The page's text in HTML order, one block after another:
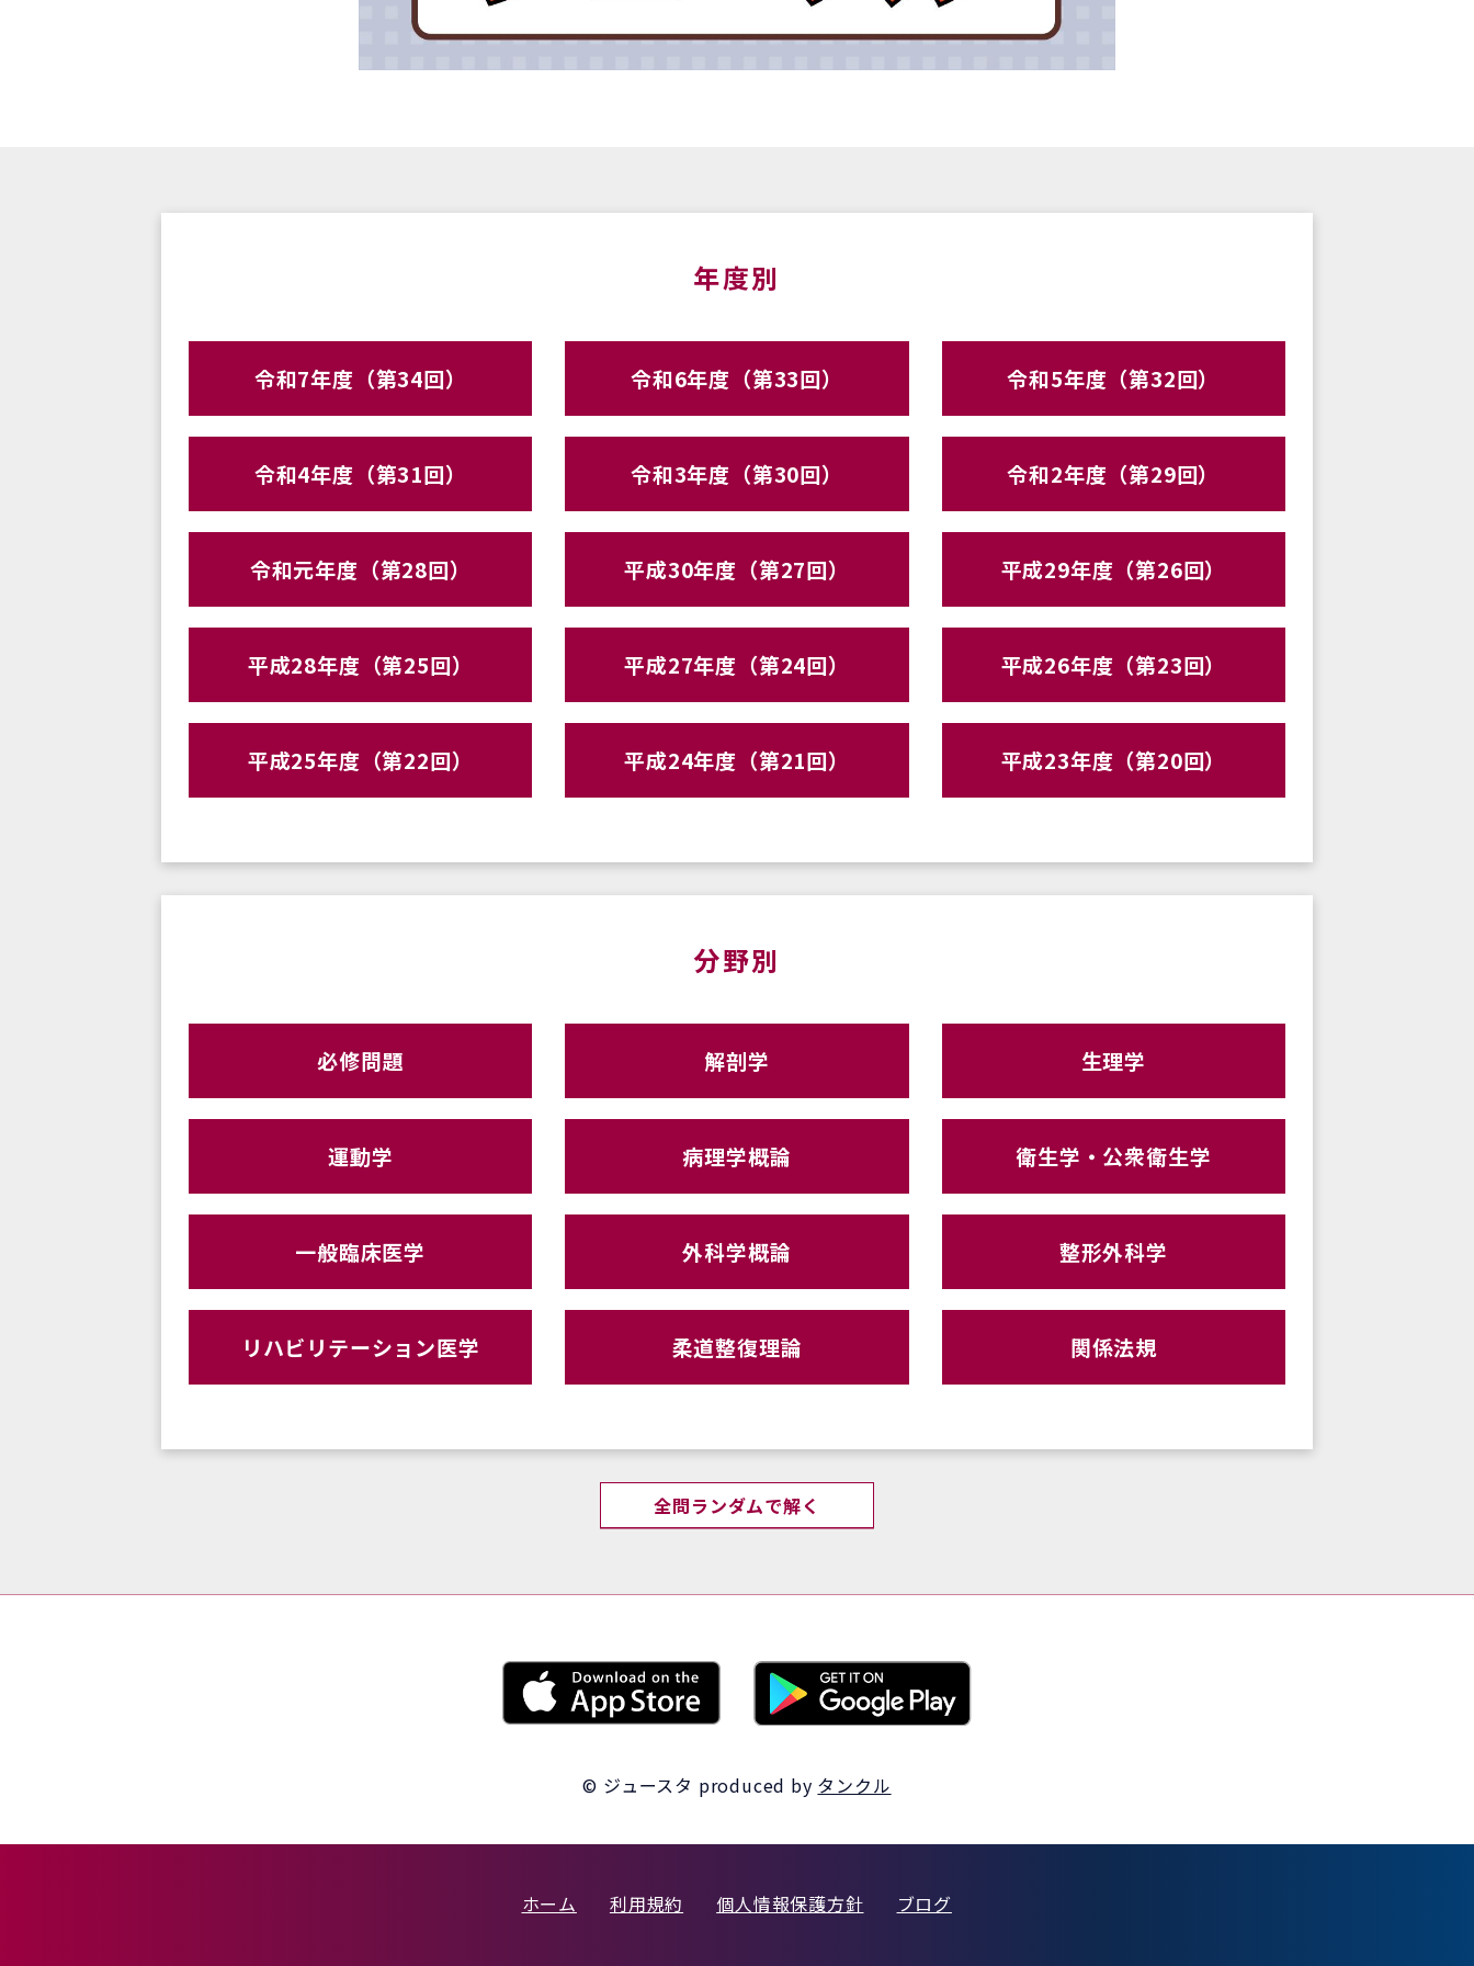
年度別
令和7年度（第34回） 令和6年度（第33回） 令和5年度（第32回）
令和4年度（第31回） 令和3年度（第30回） 令和2年度（第29回）
令和元年度（第28回） 平成30年度（第27回） 平成29年度（第26回）
平成28年度（第25回） 平成27年度（第24回） 平成26年度（第23回）
平成25年度（第22回） 平成24年度（第21回） 平成23年度（第20回）
分野別
必修問題 解剖学 生理学
運動学 病理学概論 衛生学・公衆衛生学
一般臨床医学 外科学概論 整形外科学
リハビリテーション医学 柔道整復理論 関係法規
全問ランダムで解く
© ジュースタ produced by タンクル
ホーム 利用規約 個人情報保護方針 ブログ